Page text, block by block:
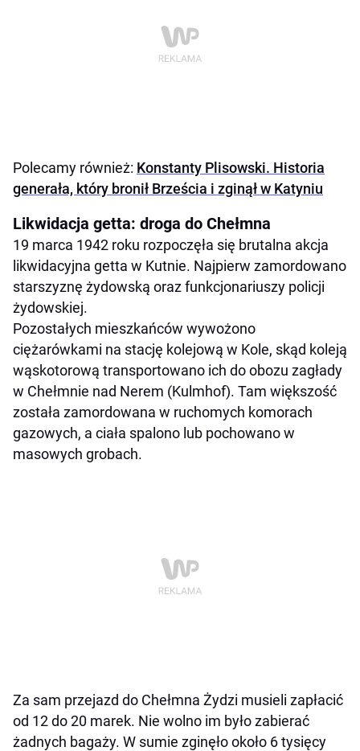
Polecamy również: Konstanty Plisowski. Historia
generała, który bronił Brześcia i zginął w Katyniu
Likwidacja getta: droga do Chełmna
19 marca 1942 roku rozpoczęła się brutalna akcja
likwidacyjna getta w Kutnie. Najpierw zamordowano
starszyznę żydowską oraz funkcjonariuszy policji
żydowskiej.
Pozostałych mieszkańców wywożono
ciężarówkami na stację kolejową w Kole, skąd koleją
wąskotorową transportowano ich do obozu zagłady
w Chełmnie nad Nerem (Kulmhof). Tam większość
została zamordowana w ruchomych komorach
gazowych, a ciała spalono lub pochowano w
masowych grobach.
Za sam przejazd do Chełmna Żydzi musieli zapłacić
od 12 do 20 marek. Nie wolno im było zabierać
żadnych bagaży. W sumie zginęło około 6 tysięcy